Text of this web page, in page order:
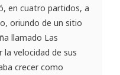
en cuatro partidos, a
oriundo de un sitio
llamado Las
velocidad de sus
crecer como